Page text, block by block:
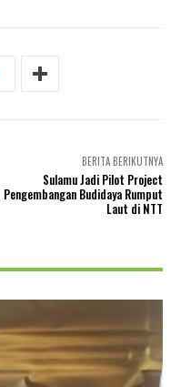
BERITA BERIKUTNYA
Sulamu Jadi Pilot Project
Pengembangan Budidaya Rumput
Laut di NTT